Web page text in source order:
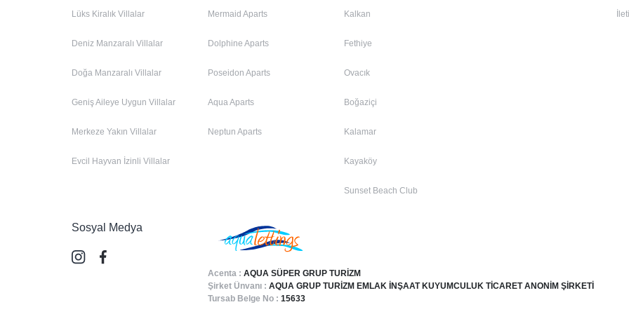
Lüks Kiralık Villalar
Deniz Manzaralı Villalar
Doğa Manzaralı Villalar
Geniş Aileye Uygun Villalar
Merkeze Yakın Villalar
Evcil Hayvan İzinli Villalar
Mermaid Aparts
Dolphine Aparts
Poseidon Aparts
Aqua Aparts
Neptun Aparts
Kalkan
Fethiye
Ovacık
Boğaziçi
Kalamar
Kayaköy
Sunset Beach Club
Sosyal Medya
Acenta : AQUA SÜPER GRUP TURİZM
Şirket Ünvanı : AQUA GRUP TURİZM EMLAK İNŞAAT KUYUMCULUK TİCARET ANONİM ŞİRKETİ
Tursab Belge No : 15633